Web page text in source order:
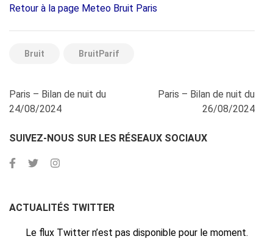
Retour à la page Meteo Bruit Paris
Bruit BruitParif
Navigation
de
Paris – Bilan de nuit du
24/08/2024
Paris – Bilan de nuit du
26/08/2024
SUIVEZ-NOUS SUR LES RÉSEAUX SOCIAUX
ACTUALITÉS TWITTER
Le flux Twitter n’est pas disponible pour le moment.